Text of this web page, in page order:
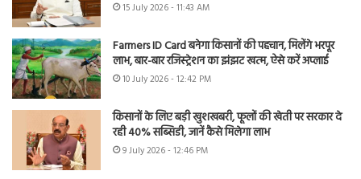
15 July 2026 - 11:43 AM
Farmers ID Card बनेगा किसानों की पहचान, मिलेंगे भरपूर
लाभ, बार-बार रजिस्ट्रेशन का झंझट खत्म, ऐसे करें अप्लाई
10 July 2026 - 12:42 PM
किसानों के लिए बड़ी खुशखबरी, फूलों की खेती पर सरकार दे
रही 40% सब्सिडी, जानें कैसे मिलेगा लाभ
9 July 2026 - 12:46 PM